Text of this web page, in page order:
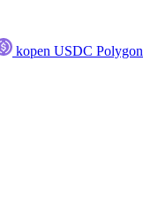
kopen USDC Polygon